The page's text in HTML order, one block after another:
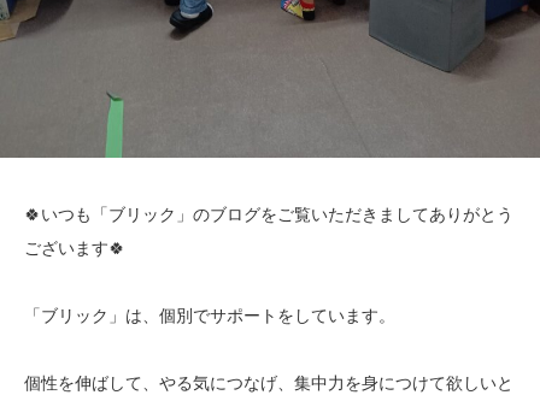
🍀いつも「ブリック」のブログをご覧いただきましてありがとう
ございます🍀
「ブリック」は、個別でサポートをしています。
個性を伸ばして、やる気につなげ、集中力を身につけて欲しいと